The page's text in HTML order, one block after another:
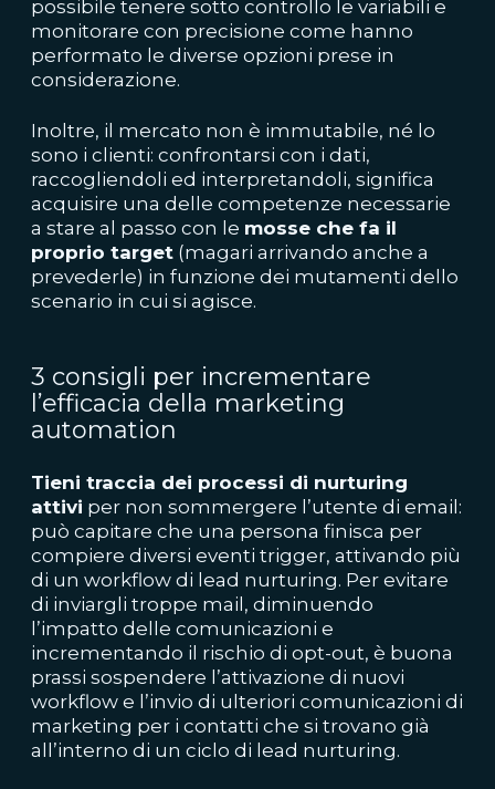
possibile tenere sotto controllo le variabili e
monitorare con precisione come hanno
performato le diverse opzioni prese in
considerazione.
Inoltre, il mercato non è immutabile, né lo
sono i clienti: confrontarsi con i dati,
raccogliendoli ed interpretandoli, significa
acquisire una delle competenze necessarie
a stare al passo con le mosse che fa il
proprio target (magari arrivando anche a
prevederle) in funzione dei mutamenti dello
scenario in cui si agisce.
3 consigli per incrementare
l’efficacia della marketing
automation
Tieni traccia dei processi di nurturing
attivi per non sommergere l’utente di email:
può capitare che una persona finisca per
compiere diversi eventi trigger, attivando più
di un workflow di lead nurturing. Per evitare
di inviargli troppe mail, diminuendo
l’impatto delle comunicazioni e
incrementando il rischio di opt-out, è buona
prassi sospendere l’attivazione di nuovi
workflow e l’invio di ulteriori comunicazioni di
marketing per i contatti che si trovano già
all’interno di un ciclo di lead nurturing.